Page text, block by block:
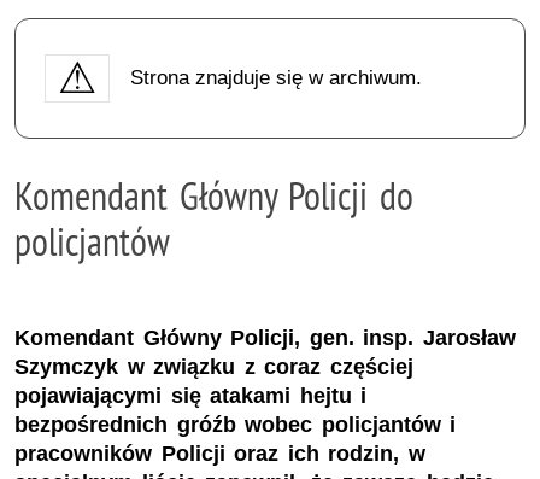
Strona znajduje się w archiwum.
Komendant Główny Policji do
policjantów
Komendant Główny Policji, gen. insp. Jarosław
Szymczyk w związku z coraz częściej
pojawiającymi się atakami hejtu i
bezpośrednich gróźb wobec policjantów i
pracowników Policji oraz ich rodzin, w